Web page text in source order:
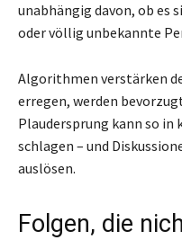
unabhängig davon, ob es
oder völlig unbekannte
Algorithmen verstärken
erregen, werden
Plaudersprung kann so in
schlagen – und
auslösen.
Folgen, die